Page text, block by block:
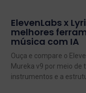
ElevenLabs x
melhores
música com IA
Ouça e compare o
Mureka v9 por meio de
instrumentos e a